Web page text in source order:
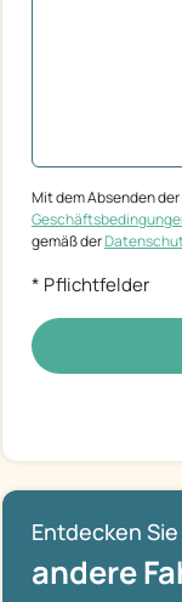
Mit dem Absenden
gemäß der
* Pflichtfelder
Entdecken
andere